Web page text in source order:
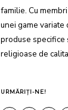
familie. Cu
unei game
produse specifice
religioase de
URMĂRIȚI-NE!